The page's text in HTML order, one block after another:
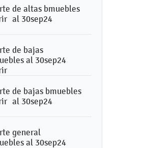
de altas bmuebles
al 30sep24
de bajas
al 30sep24
de bajas bmuebles
al 30sep24
general
al 30sep24